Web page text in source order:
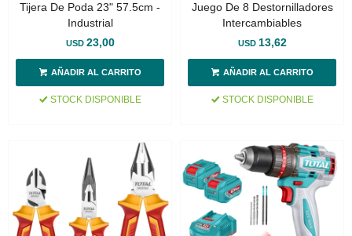
Tijera De Poda 23" 57.5cm -
Industrial
USD 23,00
STOCK DISPONIBLE
Juego De 8 Destornilladores
Intercambiables
USD 13,62
STOCK DISPONIBLE